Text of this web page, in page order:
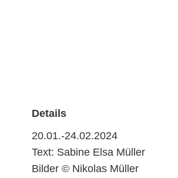
Details
20.01.-24.02.2024
Text: Sabine Elsa Müller
Bilder © Nikolas Müller